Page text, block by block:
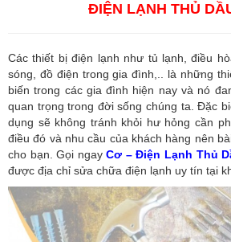
ĐIỆN LẠNH THỦ
Các thiết bị điện lạnh như tủ lạnh, điều
sóng, đồ điện trong gia đình,.. là những
biến trong các gia đình hiện nay và nó
quan trọng trong đời sống chúng ta. Đặc
dụng sẽ không tránh khỏi hư hỏng cần
điều đó và nhu cầu của khách hàng nên
cho bạn. Gọi ngayCơ – Điện Lạnh Thủ
được địa chỉ sửa chữa điện lạnh uy tín tại